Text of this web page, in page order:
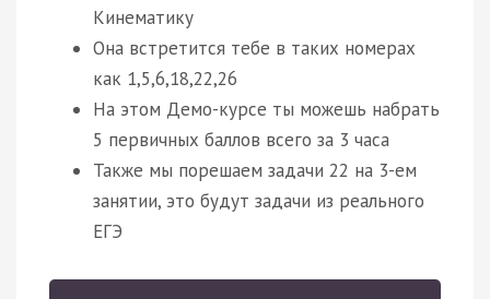
Кинематику
Она встретится тебе в таких номерах
как 1,5,6,18,22,26
На этом Демо-курсе ты можешь набрать
5 первичных баллов всего за 3 часа
Также мы порешаем задачи 22 на 3-ем
занятии, это будут задачи из реального
ЕГЭ